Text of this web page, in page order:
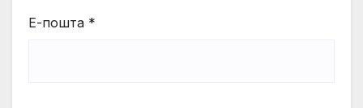
Е-пошта *